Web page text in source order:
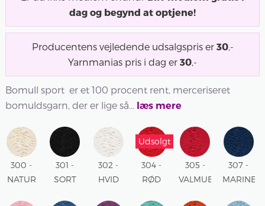
dag og begynd at optjene!
Producentens vejledende udsalgspris er 30,-
Yarnmanias pris i dag er 30,-
Bomull sport er et 100 procent rent, merceriseret
bomuldsgarn, der er lige så... læs mere
300 -
NATUR
301 -
SORT
302 -
HVID
Udsolgt
304 -
RØD
305 -
VALMUE
307 -
MARINE